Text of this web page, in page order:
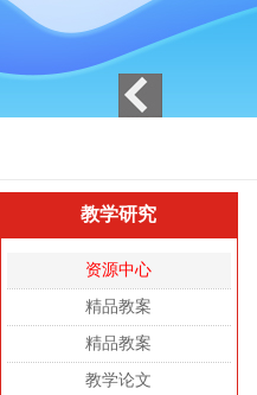
教学研究
资源中心
精品教案
精品教案
教学论文